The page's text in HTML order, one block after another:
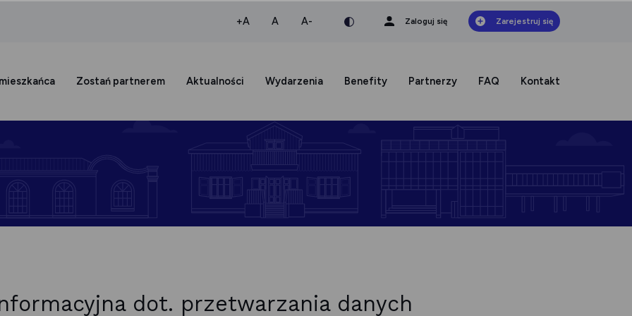
+Awiększa czcionka
Anormalna czcionka
A-mniejsza czcionka Zaloguj się Zarejestruj się
Zostań partnerem Aktualności Wydarzenia Benefity Partnerzy FAQ Kontakt
dot. przetwarzania danych